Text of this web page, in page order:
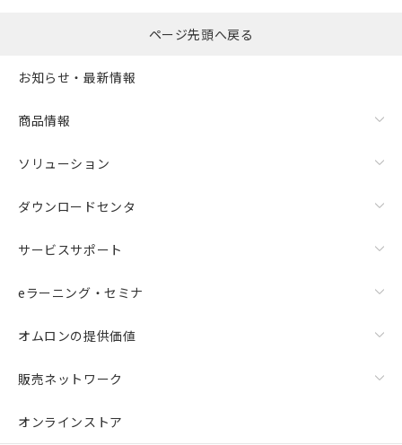
ページ先頭へ戻る
お知らせ・最新情報
商品情報
ソリューション
ダウンロードセンタ
サービスサポート
eラーニング・セミナ
オムロンの提供価値
販売ネットワーク
オンラインストア